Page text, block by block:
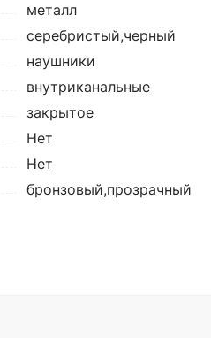
металл
серебристый,черный
наушники
внутриканальные
закрытое
Нет
Нет
бронзовый,прозрачный